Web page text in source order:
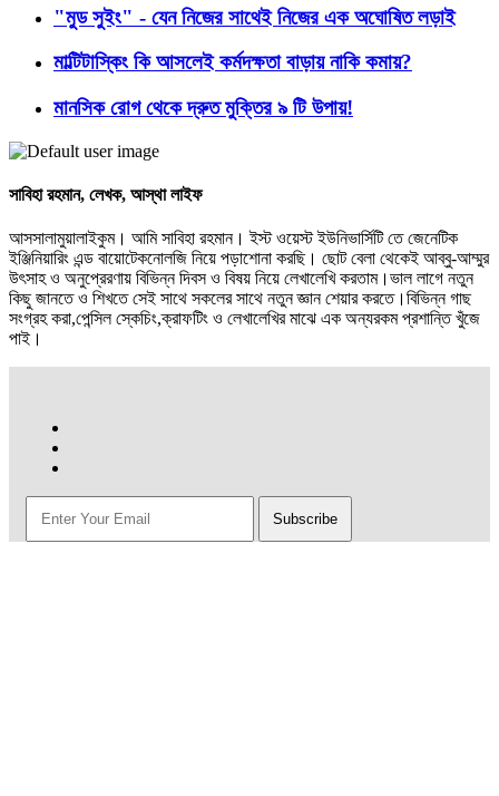
"মুড সুইং" - যেন নিজের সাথেই নিজের এক অঘোষিত লড়াই
মাল্টিটাস্কিং কি আসলেই কর্মদক্ষতা বাড়ায় নাকি কমায়?
মানসিক রোগ থেকে দ্রুত মুক্তির ৯ টি উপায়!
সাবিহা রহমান, লেখক, আস্থা লাইফ
আসসালামুয়ালাইকুম। আমি সাবিহা রহমান। ইস্ট ওয়েস্ট ইউনিভার্সিটি তে জেনেটিক
ইঞ্জিনিয়ারিং এন্ড বায়োটেকনোলজি নিয়ে পড়াশোনা করছি। ছোট বেলা থেকেই আব্বু-আম্মুর
উৎসাহ ও অনুপ্রেরণায় বিভিন্ন দিবস ও বিষয় নিয়ে লেখালেখি করতাম।ভাল লাগে নতুন
কিছু জানতে ও শিখতে সেই সাথে সকলের সাথে নতুন জ্ঞান শেয়ার করতে।বিভিন্ন গাছ
সংগ্রহ করা,পেন্সিল স্কেচিং,ক্রাফটিং ও লেখালেখির মাঝে এক অন্যরকম প্রশান্তি খুঁজে
পাই।